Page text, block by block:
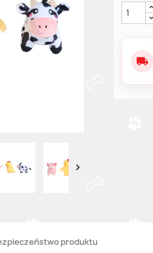

local_shipping
produktu